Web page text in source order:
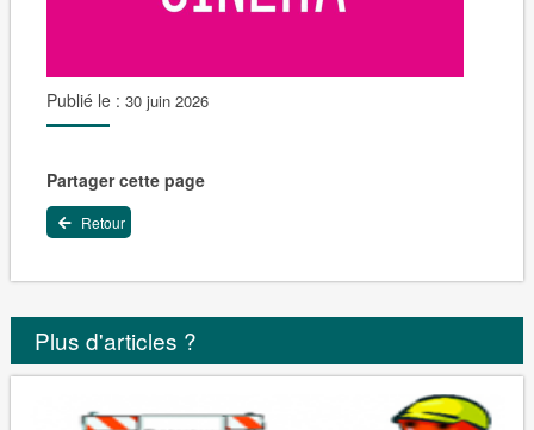
Publié le : 30 juin 2026
Partager cette page
Retour
Plus d'articles ?